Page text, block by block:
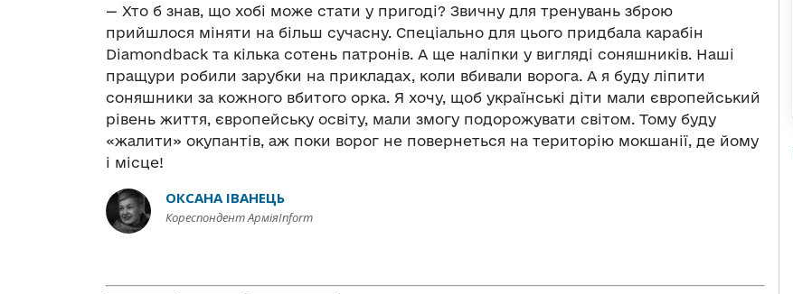
— Хто б знав, що хобі може стати у пригоді? Звичну для тренувань зброю
прийшлося міняти на більш сучасну. Спеціально для цього придбала карабін
Diamondback та кілька сотень патронів. А ще наліпки у вигляді соняшників. Наші
пращури робили зарубки на прикладах, коли вбивали ворога. А я буду ліпити
соняшники за кожного вбитого орка. Я хочу, щоб українські діти мали європейський
рівень життя, європейську освіту, мали змогу подорожувати світом. Тому буду
«жалити» окупантів, аж поки ворог не повернеться на територію мокшанії, де йому
і місце!
ОКСАНА ІВАНЕЦЬ
Кореспондент АрміяInform